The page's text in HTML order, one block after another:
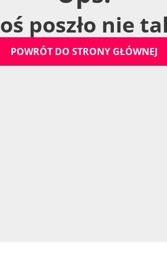
oś poszło nie ta
POWRÓT DO STRONY GŁÓWNEJ